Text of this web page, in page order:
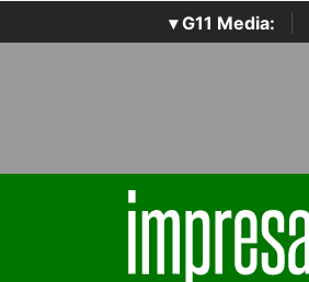
▾ G11 Media: